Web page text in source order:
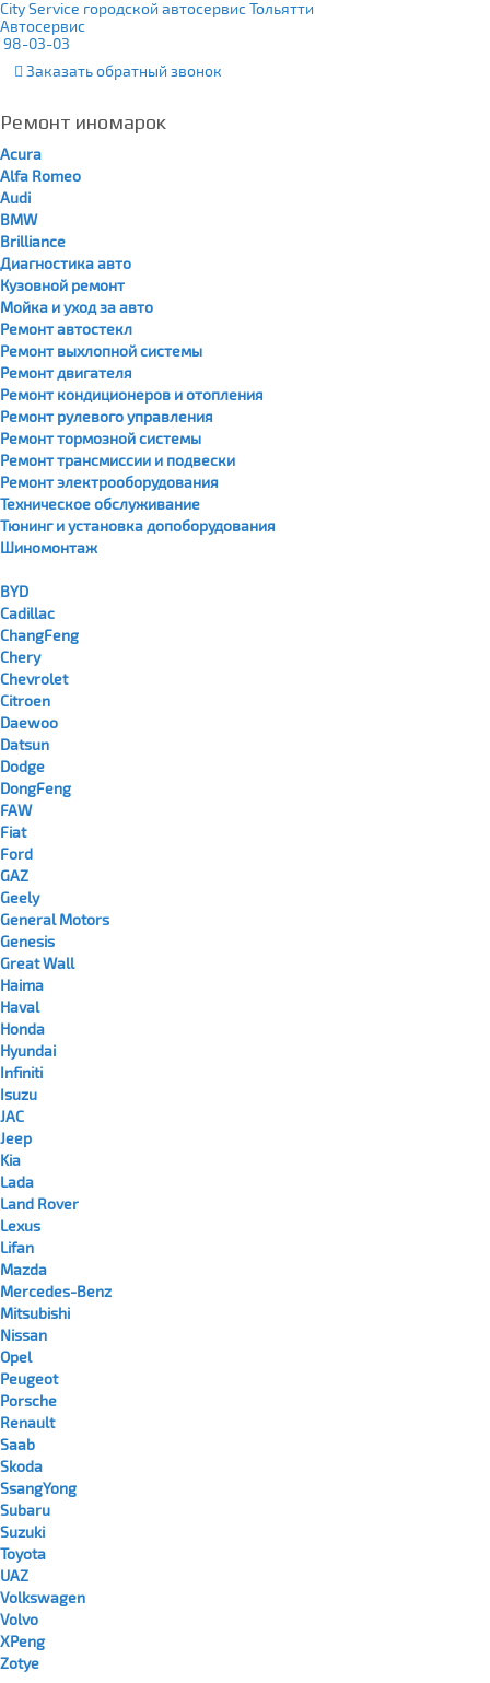
City Service городской автосервис Тольятти
Автосервис
98-03-03
Заказатьобратный звонок
Ремонт иномарок
Acura
Alfa Romeo
Audi
BMW
Brilliance
Диагностика авто
Кузовной ремонт
Мойка и уход за авто
Ремонт автостекл
Ремонт выхлопной системы
Ремонт двигателя
Ремонт кондиционеров и отопления
Ремонт рулевого управления
Ремонт тормозной системы
Ремонт трансмиссии и подвески
Ремонт электрооборудования
Техническое обслуживание
Тюнинг и установка допоборудования
Шиномонтаж
BYD
Cadillac
ChangFeng
Chery
Chevrolet
Citroen
Daewoo
Datsun
Dodge
DongFeng
FAW
Fiat
Ford
GAZ
Geely
General Motors
Genesis
Great Wall
Haima
Haval
Honda
Hyundai
Infiniti
Isuzu
JAC
Jeep
Kia
Lada
Land Rover
Lexus
Lifan
Mazda
Mercedes-Benz
Mitsubishi
Nissan
Opel
Peugeot
Porsche
Renault
Saab
Skoda
SsangYong
Subaru
Suzuki
Toyota
UAZ
Volkswagen
Volvo
XPeng
Zotye